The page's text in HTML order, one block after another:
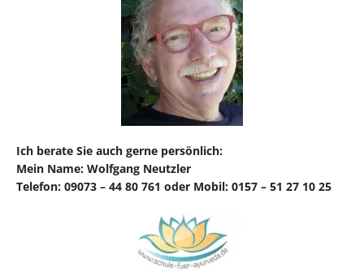
Ich berate Sie auch gerne persönlich:
Mein Name: Wolfgang Neutzler
Telefon: 09073 – 44 80 761 oder Mobil: 0157 – 51 27 10 25